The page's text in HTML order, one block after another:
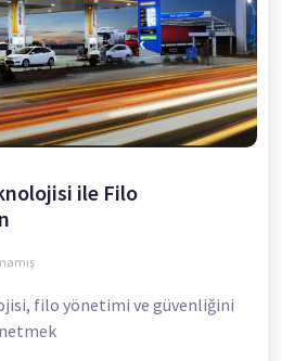
ile Filo
filo yönetimi ve güvenliğini